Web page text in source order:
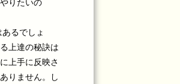
りたいの
るでしょ
上達の秘訣は
上手に反映さ
りません。し